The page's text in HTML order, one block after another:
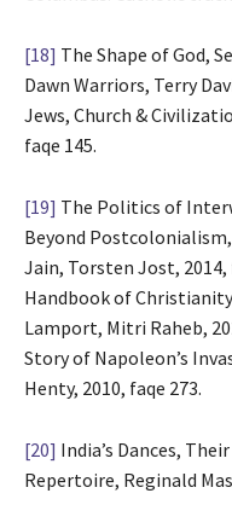
[18] The Shape of God,
Dawn Warriors, Terry
Jews, Church &
faqe 145.
[19] The Politics of
Beyond
Jain, Torsten Jost,
Handbook of
Lamport, Mitri Raheb,
Story of Napoleon’s
Henty, 2010, faqe 273.
[20] India’s Dances,
Repertoire, Reginald